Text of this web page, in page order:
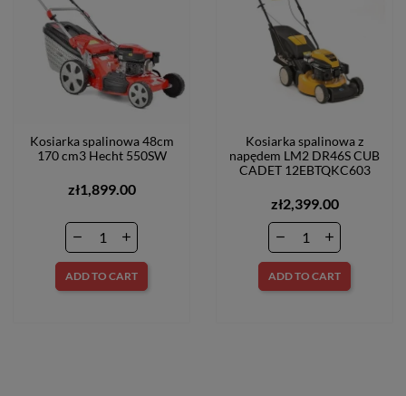
Kosiarka spalinowa 48cm
170 cm3 Hecht 550SW
zł1,899.00
ADD TO CART
Kosiarka spalinowa z
napędem LM2 DR46S CUB
CADET 12EBTQKC603
zł2,399.00
ADD TO CART